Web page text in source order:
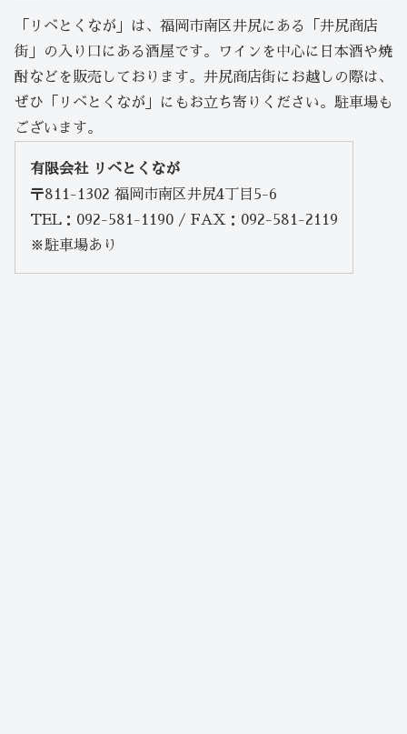
「リベとくなが」は、福岡市南区井尻にある「井尻商店
街」の入り口にある酒屋です。ワインを中心に日本酒や焼
酎などを販売しております。井尻商店街にお越しの際は、
ぜひ「リベとくなが」にもお立ち寄りください。駐車場も
ございます。
有限会社 リベとくなが
〒811-1302 福岡市南区井尻4丁目5-6
TEL：092-581-1190 / FAX：092-581-2119
※駐車場あり